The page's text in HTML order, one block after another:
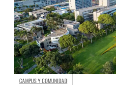
CAMPUS Y COMUNIDAD